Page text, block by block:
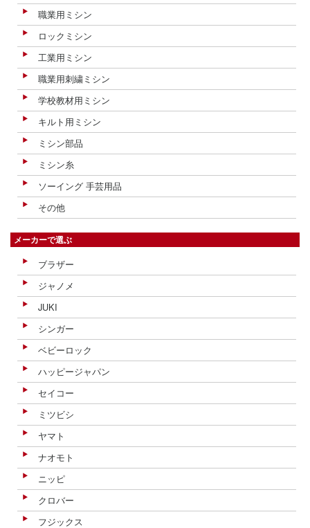
職業用ミシン
ロックミシン
工業用ミシン
職業用刺繍ミシン
学校教材用ミシン
キルト用ミシン
ミシン部品
ミシン糸
ソーイング 手芸用品
その他
メーカーで選ぶ
ブラザー
ジャノメ
JUKI
シンガー
ベビーロック
ハッピージャパン
セイコー
ミツビシ
ヤマト
ナオモト
ニッピ
クロバー
フジックス